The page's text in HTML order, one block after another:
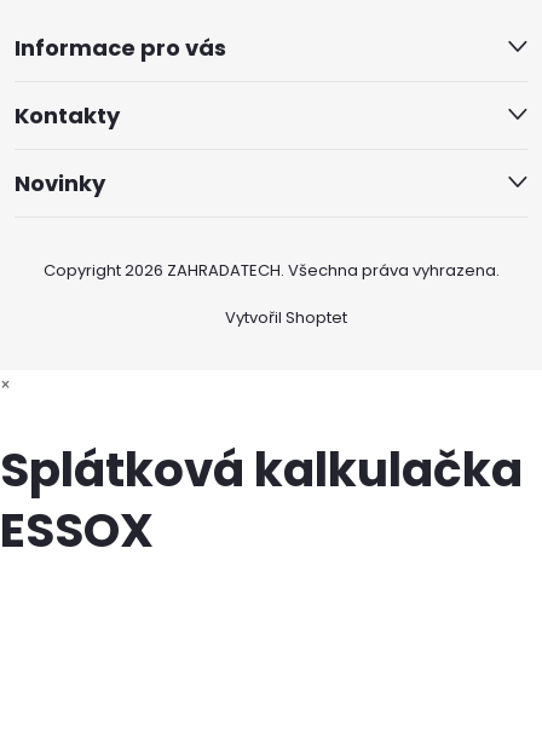
Informace pro vás
Kontakty
Novinky
Vytvořil Shoptet
Copyright 2026 ZAHRADATECH. Všechna práva vyhrazena.
×
Splátková kalkulačka
ESSOX